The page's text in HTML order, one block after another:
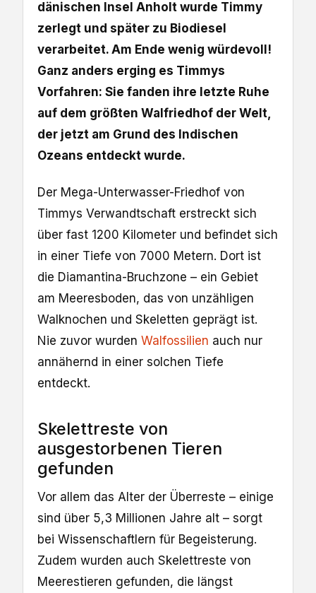
dänischen Insel Anholt wurde Timmy
zerlegt und später zu Biodiesel
verarbeitet. Am Ende wenig würdevoll!
Ganz anders erging es Timmys
Vorfahren: Sie fanden ihre letzte Ruhe
auf dem größten Walfriedhof der Welt,
der jetzt am Grund des Indischen
Ozeans entdeckt wurde.
Der Mega-Unterwasser-Friedhof von
Timmys Verwandtschaft erstreckt sich
über fast 1200 Kilometer und befindet sich
in einer Tiefe von 7000 Metern. Dort ist
die Diamantina-Bruchzone – ein Gebiet
am Meeresboden, das von unzähligen
Walknochen und Skeletten geprägt ist.
Nie zuvor wurden Walfossilien auch nur
annähernd in einer solchen Tiefe
entdeckt.
Skelettreste von
ausgestorbenen Tieren
gefunden
Vor allem das Alter der Überreste – einige
sind über 5,3 Millionen Jahre alt – sorgt
bei Wissenschaftlern für Begeisterung.
Zudem wurden auch Skelettreste von
Meerestieren gefunden, die längst